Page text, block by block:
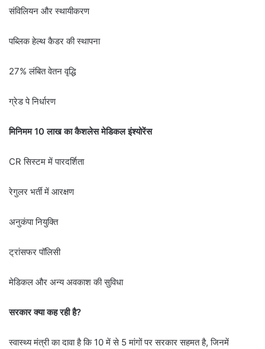
संविलियन और स्थायीकरण
पब्लिक हेल्थ कैडर की स्थापना
27% लंबित वेतन वृद्धि
ग्रेड पे निर्धारण
मिनिमम 10 लाख का कैशलेस मेडिकल इंश्योरेंस
CR सिस्टम में पारदर्शिता
रेगुलर भर्ती में आरक्षण
अनुकंपा नियुक्ति
ट्रांसफर पॉलिसी
मेडिकल और अन्य अवकाश की सुविधा
सरकार क्या कह रही है?
स्वास्थ्य मंत्री का दावा है कि 10 में से 5 मांगों पर सरकार सहमत है, जिनमें